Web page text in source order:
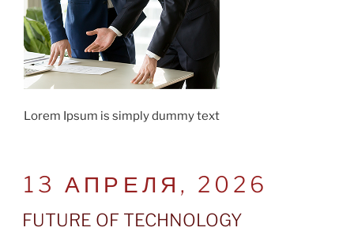
Lorem Ipsum is simply dummy text
POSTED
ON
13 АПРЕЛЯ, 2026
FUTURE OF TECHNOLOGY